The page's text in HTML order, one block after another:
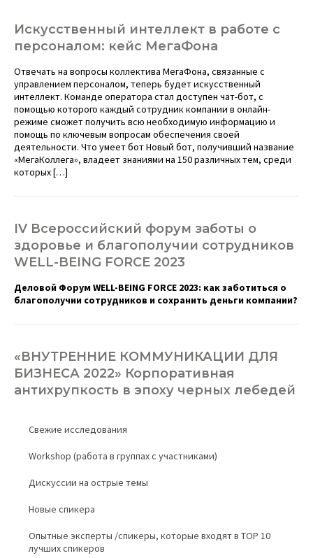
Искусственный интеллект в работе с
персоналом: кейс МегаФона
Отвечать на вопросы коллектива МегаФона, связанные с
управлением персоналом, теперь будет искусственный
интеллект. Команде оператора стал доступен чат-бот, с
помощью которого каждый сотрудник компании в онлайн-
режиме сможет получить всю необходимую информацию и
помощь по ключевым вопросам обеспечения своей
деятельности. Что умеет бот Новый бот, получивший название
«МегаКоллега», владеет знаниями на 150 различных тем, среди
которых […]
IV Всероссийский форум заботы о
здоровье и благополучии сотрудников
WELL-BEING FORCE 2023
Деловой Форум WELL-BEING FORCE 2023: как заботиться о
благополучии сотрудников и сохранить деньги компании?
«ВНУТРЕННИЕ КОММУНИКАЦИИ ДЛЯ
БИЗНЕСА 2022» Корпоративная
антихрупкость в эпоху черных лебедей
Свежие исследования
Workshop (работа в группах с участниками)
Дискуссии на острые темы
Новые спикера
Опытные эксперты /спикеры, которые входят в TOP 10
лучших спикеров